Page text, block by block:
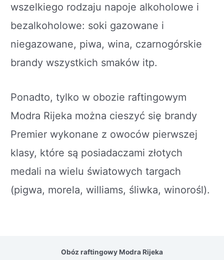
wszelkiego rodzaju napoje alkoholowe i
bezalkoholowe: soki gazowane i
niegazowane, piwa, wina, czarnogórskie
brandy wszystkich smaków itp.
Ponadto, tylko w obozie raftingowym
Modra Rijeka można cieszyć się brandy
Premier wykonane z owoców pierwszej
klasy, które są posiadaczami złotych
medali na wielu światowych targach
(pigwa, morela, williams, śliwka, winorośl).
Obóz raftingowy Modra Rijeka